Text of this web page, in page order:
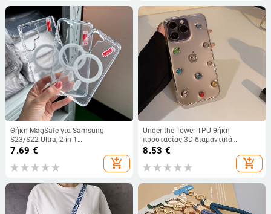
Θήκη MagSafe για Samsung
S23/S22 Ultra, 2-in-1
ακρυλικό+TPU, ανθεκτική σε
πτώσεις, διαφανής, ανάγλυφη
7.69 €
add_shopping_cart
Under the Tower TPU θήκη
προστασίας 3D διαμαντικά
στοιχεία για iPhone 14 Pro Max,
εποξική κατασκευή, προσαρμόσιμη
8.53 €
add_shopping_cart